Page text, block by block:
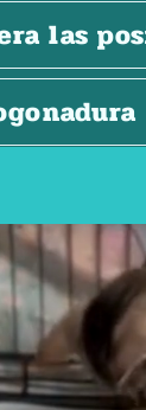
las